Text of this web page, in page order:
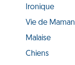
Ironique
Vie de Maman
Malaise
Chiens